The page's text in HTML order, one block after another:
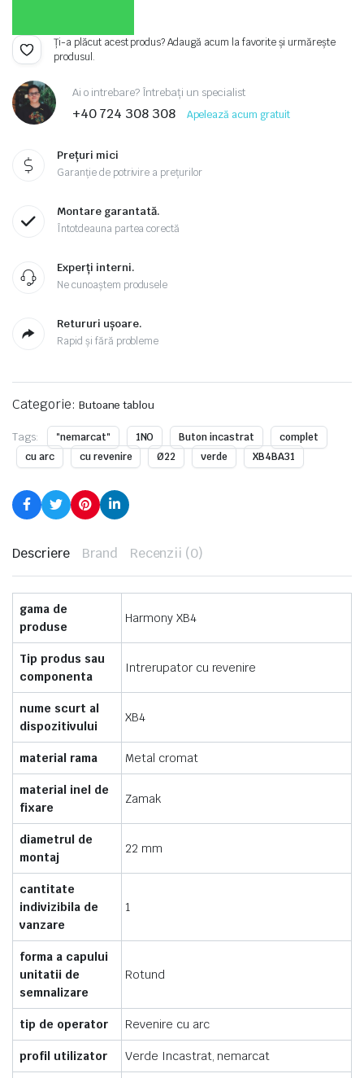
Ți-a plăcut acest produs? Adaugă acum la favorite și urmărește
produsul.
Ai o intrebare? Întrebați un specialist
+40 724 308 308 Apelează acum gratuit
Prețuri mici
Garanție de potrivire a prețurilor
Montare garantată.
Întotdeauna partea corectă
Experți interni.
Ne cunoaștem produsele
Retururi ușoare.
Rapid și fără probleme
Categorie: Butoane tablou
Tags: "nemarcat" 1NO Buton incastrat
complet
cu arc
cu revenire Ø22 verde XB4BA31
Descriere Brand Recenzii (0)
gama de
produse
Harmony XB4
Tip produs sau
componenta
Intrerupator cu revenire
nume scurt al
dispozitivului
XB4
material rama Metal cromat
material inel de
fixare
Zamak
diametrul de
montaj
22 mm
cantitate
indivizibila de
vanzare
1
forma a capului
unitatii de
semnalizare
Rotund
tip de operator Revenire cu arc
profil utilizator Verde Incastrat, nemarcat